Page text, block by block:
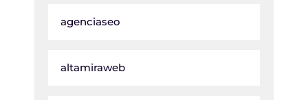
agenciaseo
altamiraweb